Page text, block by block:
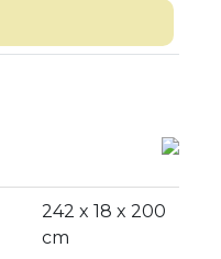
242 x 18 x 200
cm